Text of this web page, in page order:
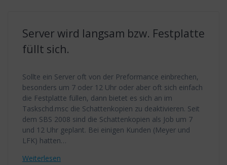
Server wird langsam bzw. Festplatte
füllt sich.
Sollte ein Server oft von der Preformance einbrechen,
besonders um 7 oder 12 Uhr oder aber oft sich einfach
die Festplatte füllen, dann bietet es sich an im
Taskschd.msc die Schattenkopien zu deaktivieren. Seit
dem SBS 2008 sind die Schattenkopien als Job um 7
und 12 Uhr geplant. Bei einigen Kunden (Meyer und
LFK) hatten…
Weiterlesen